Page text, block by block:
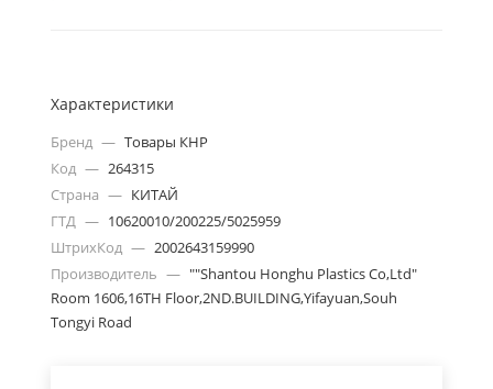
Характеристики
Бренд — Товары КНР
Код — 264315
Страна — КИТАЙ
ГТД — 10620010/200225/5025959
ШтрихКод — 2002643159990
Производитель — ""Shantou Honghu Plastics Co,Ltd"
Room 1606,16TH Floor,2ND.BUILDING,Yifayuan,Souh
Tongyi Road